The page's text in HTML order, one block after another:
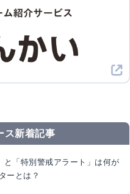
ス新着記事
と「特別警戒アラート」は何が
ーとは？